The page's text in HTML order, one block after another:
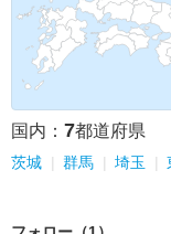
国内： 7都道府県
茨城 群馬 埼玉